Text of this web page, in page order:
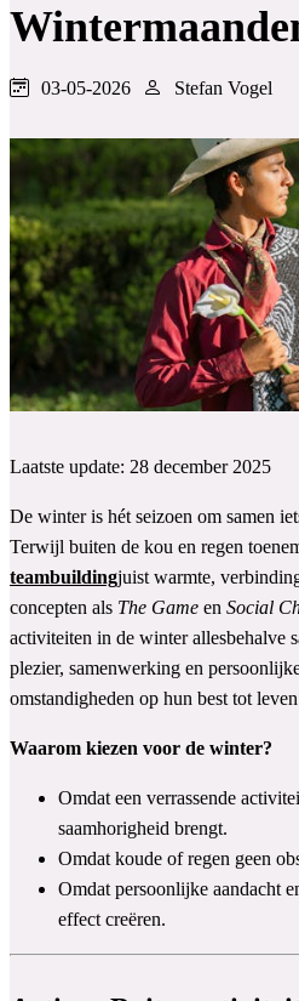
03-05-2026 Stefan Vogel
Laatste update: 28 december 2025
De winter is hét seizoen om samen
Terwijl buiten de kou en regen
teambuildingjuist warmte,
concepten als The Game en Social
activiteiten in de winter allesbehalve
plezier, samenwerking en
omstandigheden op hun best tot
Waarom kiezen voor de winter?
Omdat een verrassende
saamhorigheid brengt.
Omdat koude of regen geen
Omdat persoonlijke aandacht
effect creëren.